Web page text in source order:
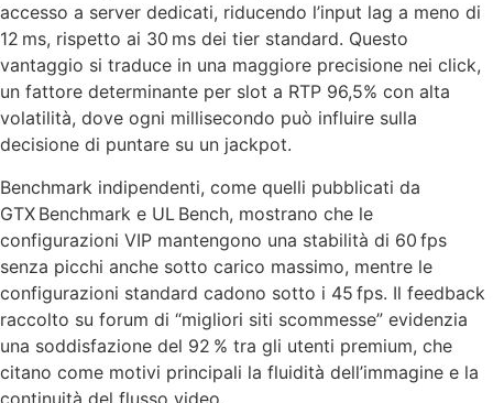
accesso a server dedicati, riducendo l’input lag a meno di
12 ms, rispetto ai 30 ms dei tier standard. Questo
vantaggio si traduce in una maggiore precisione nei click,
un fattore determinante per slot a RTP 96,5% con alta
volatilità, dove ogni millisecondo può influire sulla
decisione di puntare su un jackpot.
Benchmark indipendenti, come quelli pubblicati da
GTX Benchmark e UL Bench, mostrano che le
configurazioni VIP mantengono una stabilità di 60 fps
senza picchi anche sotto carico massimo, mentre le
configurazioni standard cadono sotto i 45 fps. Il feedback
raccolto su forum di “migliori siti scommesse” evidenzia
una soddisfazione del 92 % tra gli utenti premium, che
citano come motivi principali la fluidità dell’immagine e la
continuità del flusso video.